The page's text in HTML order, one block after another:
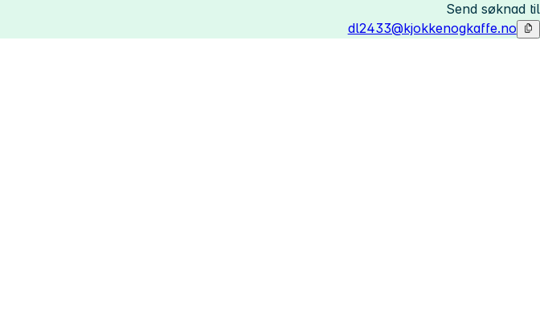
Send søknad til
dl2433@kjokkenogkaffe.no